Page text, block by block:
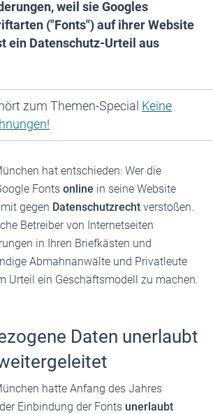
weil sie Googles
("Fonts") auf ihrer Website
ein Datenschutz-Urteil aus
zum Themen-Special Keine
hat entschieden: Wer die
Fonts online in seine Website
gegen Datenschutzrecht verstoßen.
Betreiber von Internetseiten
in Ihren Briefkästen und
Abmahnanwälte und Privatleute
Urteil ein Geschäftsmodell zu machen.
Daten unerlaubt
hatte Anfang des Jahres
Einbindung der Fonts unerlaubt